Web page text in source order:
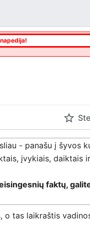
- panašu į šyvos
įvykiais, daiktais
faktų,
o tas laikraštis